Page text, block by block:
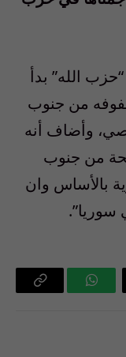
الله” بدأ
من جنوب
وأضاف أنه
من جنوب
بالأساس وان
واتساب Copy